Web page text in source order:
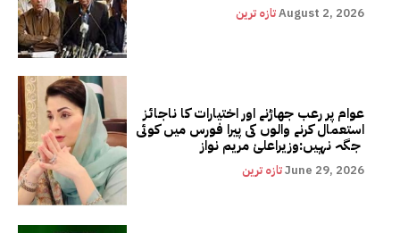
تازہ ترینAugust 2, 2026
عوام پر رعب جھاڑنے اور اختیارات کا ناجائز
استعمال کرنے والوں کی پیرا فورس میں کوئی
تازہ ترینJune 29, 2026